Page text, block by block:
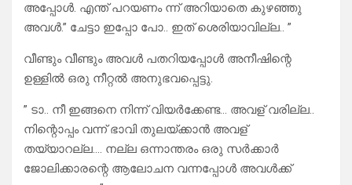
അപ്പോൾ. എന്ത് പറയണം ന്ന് അറിയാതെ കുഴഞ്ഞു
അവൾ.” ചേട്ടാ ഇപ്പോ പോ.. ഇത് ശെരിയാവില്ല.. ”
വീണ്ടും വീണ്ടും അവൾ പതറിയപ്പോൾ അനീഷിന്റെ
ഉള്ളിൽ ഒരു നീറ്റൽ അനുഭവപ്പെട്ടു.
” ടാ.. നീ ഇങ്ങനെ നിന്ന് വിയർക്കേണ്ട… അവള് വരില്ല..
നിന്റൊപ്പം വന്ന് ഭാവി തുലയ്ക്കാൻ അവള്
തയ്യാറല്ല…. നല്ല ഒന്നാന്തരം ഒരു സർക്കാർ
ജോലിക്കാരന്റെ ആലോചന വന്നപ്പോൾ അവൾക്ക്